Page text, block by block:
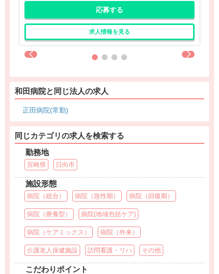
応募する
求人情報を見る
和田病院と同じ法人の求人
正田病院(常勤)
同じカテゴリの求人を検索する
勤務地
宮崎県 日向市
施設形態
病院（総合） 病院（急性期） 病院（回復期）
病院（療養型） 病院(地域包括ケア)
病院（ケアミックス） 病院（外来）
介護老人保健施設 訪問看護・リハ その他
こだわりポイント